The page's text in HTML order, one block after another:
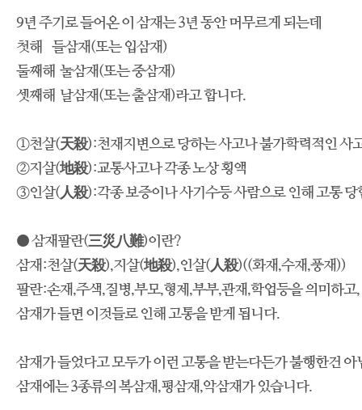
9년 주기로 들어온 이 삼재는 3년 동안 머무르게 되는데
첫해 들삼재(또는 입삼재)
둘째해 눌삼재(또는 중삼재)
셋째해 날삼재(또는 출삼재)라고 합니다.
①천살(天殺):천재지변으로 당하는 사고나 불가학력적인 사
②지살(地殺):교통사고나 각종 노상 횡액
③인살(人殺):각종 보증이나 사기수등 사람으로 인해 고통 당
● 삼재팔란(三災八難)이란?
삼재:천살(天殺),지살(地殺),인살(人殺)((화재,수재,풍재))
팔란:손재,주색,질병,부모,형제,부부,관재,학업등을 의미하고,
삼재가 들면 이것들로 인해 고통을 받게 됩니다.
삼재가 들었다고 모두가 이런 고통을 받는다든가 불행한건 아
삼재에는 3종류의 복삼재,평삼재,악삼재가 있습니다.